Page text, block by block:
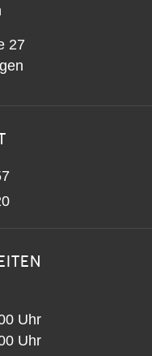
27
Uhr
Uhr